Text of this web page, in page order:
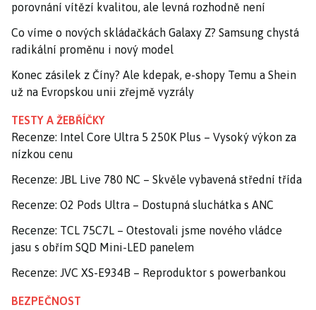
porovnání vítězí kvalitou, ale levná rozhodně není
Co víme o nových skládačkách Galaxy Z? Samsung chystá
radikální proměnu i nový model
Konec zásilek z Číny? Ale kdepak, e-shopy Temu a Shein
už na Evropskou unii zřejmě vyzrály
TESTY A ŽEBŘÍČKY
Recenze: Intel Core Ultra 5 250K Plus – Vysoký výkon za
nízkou cenu
Recenze: JBL Live 780 NC – Skvěle vybavená střední třída
Recenze: O2 Pods Ultra – Dostupná sluchátka s ANC
Recenze: TCL 75C7L – Otestovali jsme nového vládce
jasu s obřím SQD Mini-LED panelem
Recenze: JVC XS-E934B – Reproduktor s powerbankou
BEZPEČNOST